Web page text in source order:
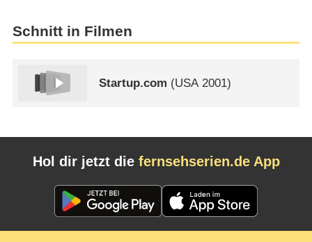
Schnitt in Filmen
Startup.com (USA2001)
Hol dir jetzt die fernsehserien.de App